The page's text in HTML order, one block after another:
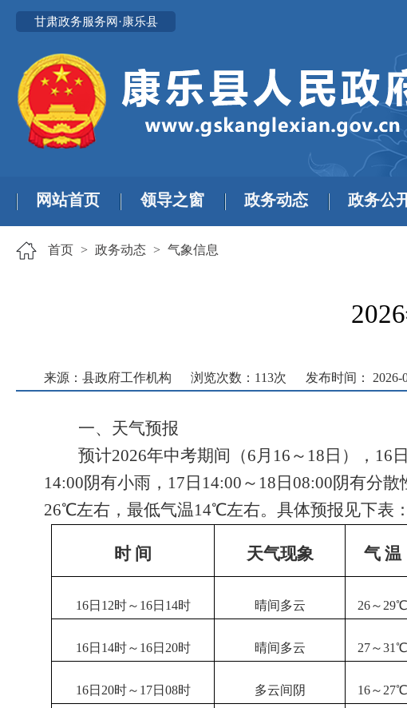
甘肃政务服务网·康乐县
网站首页 领导之窗 政务动态 政务公
首页 > 政务动态 > 气象信息
来源：县政府工作机构 浏览次数： 113次 发布时间： 2026-
一、天气预报
预计2026年中考期间（6月16 ～18日），16
14:00阴有小雨，17日14:00～18日08:00阴有分
26℃左右，最低气温14℃左右。具体预报见下表：
时 间 天气现象 气 温
16日12时～16日 14时 晴间多云 26～ 29℃
16日14时～16日20时 晴间多云 27～31℃
16日20时～1 7日 08时 多云间阴 16～ 27℃